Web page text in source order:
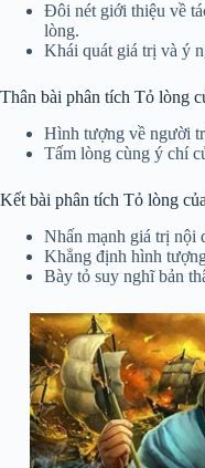
Đôi nét giới thiệu về
lòng.
Khái quát giá trị và ý
Thân bài phân tích Tỏ lòng
Hình tượng về người
Tấm lòng cùng ý chí
Kết bài phân tích Tỏ lòng
Nhấn mạnh giá trị nội
Khẳng định hình
Bày tỏ suy nghĩ bản